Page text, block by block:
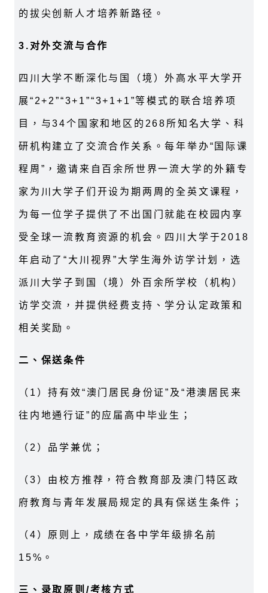
的拔尖创新人才培养新路径。
3. 对外交流与合作
四川大学不断深化与国（境）外高水平大学开
展“2+2”“3+1”“3+1+1”等模式的联合培养项
目，与34个国家和地区的268所知名大学、科
研机构建立了交流合作关系。每年举办“国际课
程周”，邀请来自百余所世界一流大学的外籍专
家为川大学子们开设为期两周的全英文课程，
为每一位学子提供了不出国门就能在校园内享
受全球一流教育资源的机会。四川大学于2018
年启动了“大川视界”大学生海外访学计划，选
派川大学子到国（境）外百余所学校（机构）
访学交流，并提供经费支持、学分认定政策和
相关奖励。
二、保送条件
（1）持有效“澳门居民身份证”及“港澳居民来
往内地通行证”的应届高中毕业生；
（2）品学兼优；
（3）由校方推荐，符合教育部及澳门特区政
府教育与青年发展局规定的具有保送生条件；
（4）原则上，成绩在各中学年级排名前
15%。
三、录取原则/考核方式